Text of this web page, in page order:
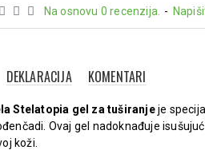
Na osnovu 0 recenzija. -
DEKLARACIJA KOMENTARI
Stelatopia gel za tuširanjeje
Ovaj gel nadoknađuje
koži.